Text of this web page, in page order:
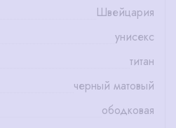
Швейцария
унисекс
титан
черный матовый
ободковая